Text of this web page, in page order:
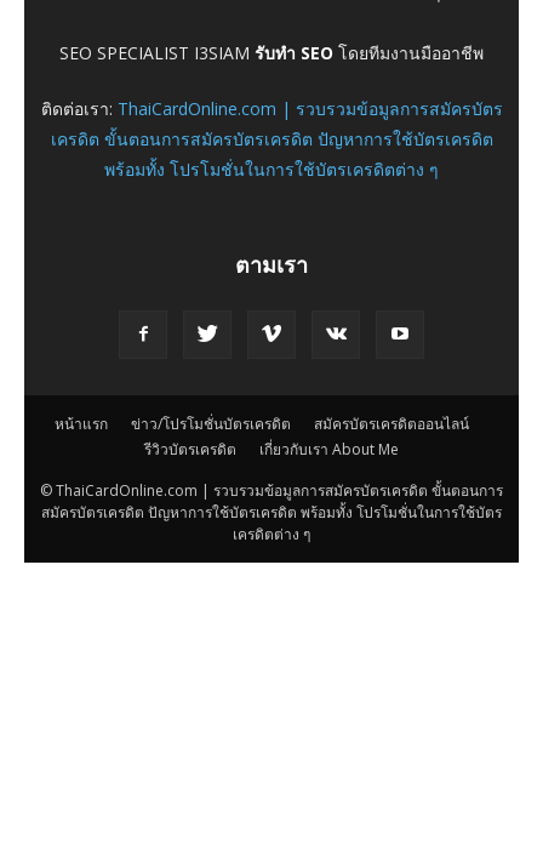
SEO SPECIALIST I3SIAM รับทำ SEO โดยทีมงานมืออาชีพ
ติดต่อเรา: ThaiCardOnline.com | รวบรวมข้อมูลการสมัครบัตร
เครดิต ขั้นตอนการสมัครบัตรเครดิต ปัญหาการใช้บัตรเครดิต
พร้อมทั้ง โปรโมชั่นในการใช้บัตรเครดิตต่าง ๆ
ตามเรา
หน้าแรก ข่าว/โปรโมชั่นบัตรเครดิต
สมัครบัตรเครดิตออนไลน์
รีวิวบัตรเครดิต
เกี่ยวกับเรา About Me
© ThaiCardOnline.com | รวบรวมข้อมูลการสมัครบัตรเครดิต ขั้นตอนการ
สมัครบัตรเครดิต ปัญหาการใช้บัตรเครดิต พร้อมทั้ง โปรโมชั่นในการใช้บัตร
เครดิตต่าง ๆ